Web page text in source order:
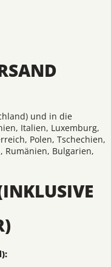
und in die
Italien, Luxemburg,
Polen, Tschechien,
Rumänien, Bulgarien,